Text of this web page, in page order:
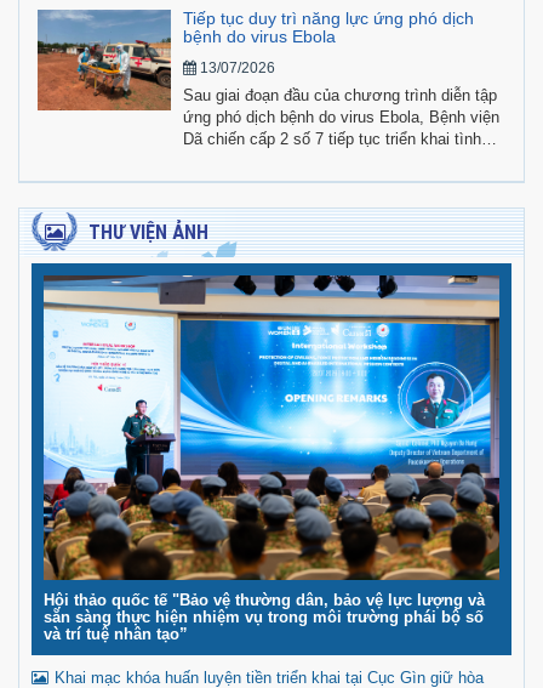
Cục trưởng Cục Gìn giữ hòa bình Việt Nam
làm trưởng đoàn, đang tích cực triển khai
chuỗi hoạt động kiểm tra toàn diện, hỗ trợ kỹ
thuật, phối hợp và trao đổi công tác tại địa
bàn.
Tiếp tục duy trì năng lực ứng phó dịch
bệnh do virus Ebola
13/07/2026
Sau giai đoạn đầu của chương trình diễn tập
ứng phó dịch bệnh do virus Ebola, Bệnh viện
Dã chiến cấp 2 số 7 tiếp tục triển khai tình
hiện đồng thời nhiều trường hợp nghi nhiễm
Ebola cần được tiếp nhận, cách ly và xử trí
khẩn cấp.
THƯ VIỆN ẢNH
Hội thảo quốc tế "Bảo vệ thường dân, bảo vệ lực lượng và
sẵn sàng thực hiện nhiệm vụ trong môi trường phái bộ số
và trí tuệ nhân tạo”
Khai mạc khóa huấn luyện tiền triển khai tại Cục Gìn giữ hòa